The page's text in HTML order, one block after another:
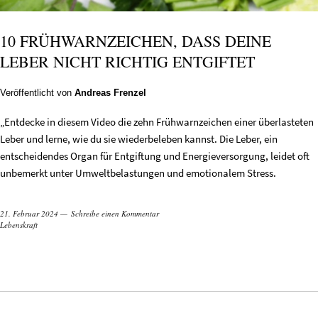
10 FRÜHWARNZEICHEN, DASS DEINE
LEBER NICHT RICHTIG ENTGIFTET
Veröffentlicht von Andreas Frenzel
„Entdecke in diesem Video die zehn Frühwarnzeichen einer überlasteten
Leber und lerne, wie du sie wiederbeleben kannst. Die Leber, ein
entscheidendes Organ für Entgiftung und Energieversorgung, leidet oft
unbemerkt unter Umweltbelastungen und emotionalem Stress.
21. Februar 2024
Schreibe einen Kommentar
Lebenskraft